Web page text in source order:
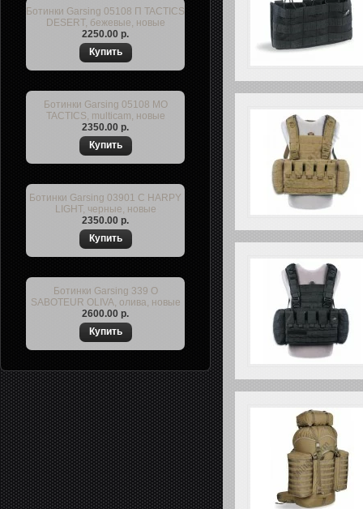
Ботинки Garsing 05108 П TACTICS
DESERT, бежевые, новые
2250.00 р.
Ботинки Garsing 05108 МО
TACTICS, multicam, новые
2350.00 р.
Ботинки Garsing 03901 С HARPY
LIGHT, черные, новые
2350.00 р.
Ботинки Garsing 339 О
SABOTEUR OLIVA, олива, новые
2600.00 р.